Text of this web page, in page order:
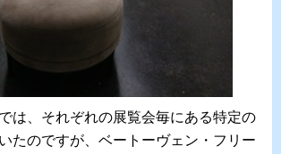
は、それぞれの展覧会毎にある特定の
たのですが、ベートーヴェン・フリー